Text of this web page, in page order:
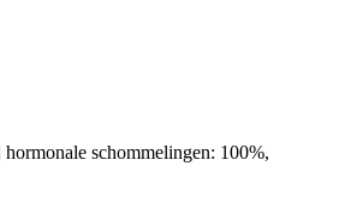
schommelingen: 100%,